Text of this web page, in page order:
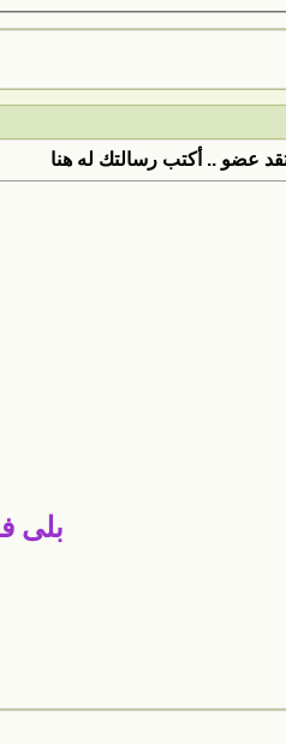
عضو .. أكتب رسالتك له هنا
بلى